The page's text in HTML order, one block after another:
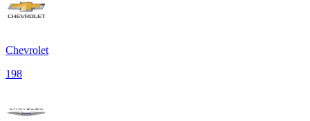
Chevrolet
198